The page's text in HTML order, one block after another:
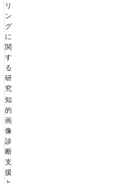
リ
ン
グ
に
関
す
る
研
究
知
的
画
像
診
断
支
援